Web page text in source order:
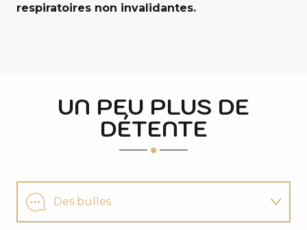
respiratoires non invalidantes.
UN PEU PLUS DE
DÉTENTE
Des bulles